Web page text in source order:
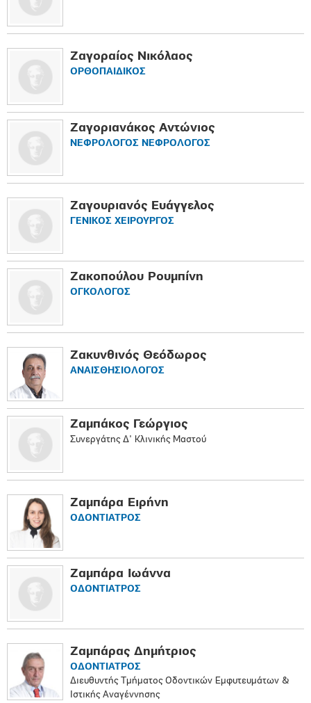
Ζαγοραίος Νικόλαος
ΟΡΘΟΠAIΔΙΚΟΣ
Ζαγοριανάκος Αντώνιος
ΝΕΦΡΟΛΟΓΟΣ ΝΕΦΡΟΛΟΓΟΣ
Ζαγουριανός Ευάγγελος
ΓΕΝΙΚΟΣ ΧΕΙΡΟΥΡΓΟΣ
Ζακοπούλου Ρουμπίνη
ΟΓΚΟΛΟΓΟΣ
Ζακυνθινός Θεόδωρος
ΑΝΑΙΣΘΗΣΙΟΛΟΓΟΣ
Ζαμπάκος Γεώργιος
Συνεργάτης Δ' Κλινικής Μαστού
Ζαμπάρα Ειρήνη
ΟΔΟΝΤΙΑΤΡΟΣ
Ζαμπάρα Ιωάννα
ΟΔΟΝΤΙΑΤΡΟΣ
Ζαμπάρας Δημήτριος
ΟΔΟΝΤΙΑΤΡΟΣ
Διευθυντής Τμήματος Οδοντικών Εμφυτευμάτων &
Ιστικής Αναγέννησης